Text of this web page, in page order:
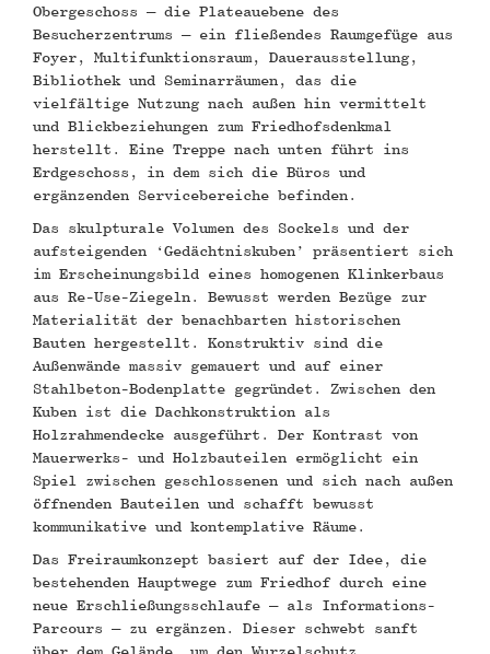
Obergeschoss – die Plateauebene des
Besucherzentrums – ein fließendes Raumgefüge aus
Foyer, Multifunktionsraum, Dauerausstellung,
Bibliothek und Seminarräumen, das die
vielfältige Nutzung nach außen hin vermittelt
und Blickbeziehungen zum Friedhofsdenkmal
herstellt. Eine Treppe nach unten führt ins
Erdgeschoss, in dem sich die Büros und
ergänzenden Servicebereiche befinden.
Das skulpturale Volumen des Sockels und der
aufsteigenden ‘Gedächtniskuben’ präsentiert sich
im Erscheinungsbild eines homogenen Klinkerbaus
aus Re-Use-Ziegeln. Bewusst werden Bezüge zur
Materialität der benachbarten historischen
Bauten hergestellt. Konstruktiv sind die
Außenwände massiv gemauert und auf einer
Stahlbeton-Bodenplatte gegründet. Zwischen den
Kuben ist die Dachkonstruktion als
Holzrahmendecke ausgeführt. Der Kontrast von
Mauerwerks- und Holzbauteilen ermöglicht ein
Spiel zwischen geschlossenen und sich nach außen
öffnenden Bauteilen und schafft bewusst
kommunikative und kontemplative Räume.
Das Freiraumkonzept basiert auf der Idee, die
bestehenden Hauptwege zum Friedhof durch eine
neue Erschließungsschlaufe – als Informations-
Parcours – zu ergänzen. Dieser schwebt sanft